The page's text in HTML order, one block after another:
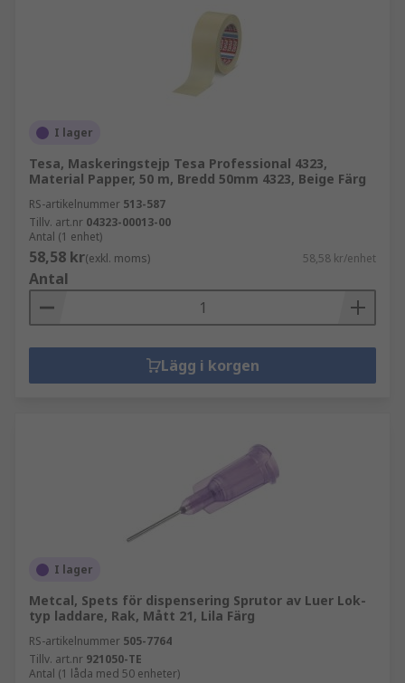
I lager
Tesa, Maskeringstejp Tesa Professional 4323,
Material Papper, 50 m, Bredd 50mm 4323, Beige Färg
RS-artikelnummer 513-587
Tillv. art.nr 04323-00013-00
Antal (1 enhet)
58,58 kr(exkl. moms) 58,58 kr/enhet
Antal
Lägg i korgen
I lager
Metcal, Spets för dispensering Sprutor av Luer Lok-
typ laddare, Rak, Mått 21, Lila Färg
RS-artikelnummer 505-7764
Tillv. art.nr 921050-TE
Antal (1 låda med 50 enheter)